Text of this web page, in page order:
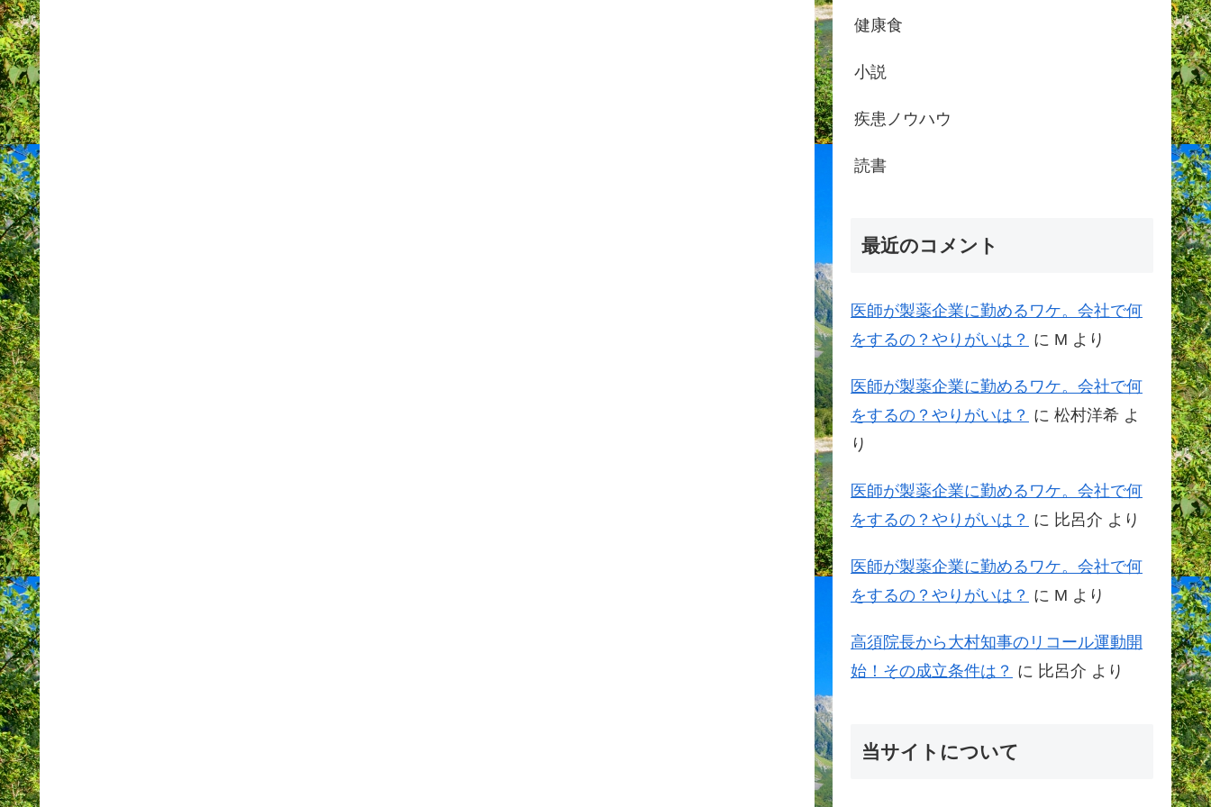
健康食
小説
疾患ノウハウ
読書
最近のコメント
医師が製薬企業に勤めるワケ。会社で何
をするの？やりがいは？ に M より
医師が製薬企業に勤めるワケ。会社で何
をするの？やりがいは？ に 松村洋希 よ
り
医師が製薬企業に勤めるワケ。会社で何
をするの？やりがいは？ に 比呂介 より
医師が製薬企業に勤めるワケ。会社で何
をするの？やりがいは？ に M より
高須院長から大村知事のリコール運動開
始！その成立条件は？ に 比呂介 より
当サイトについて